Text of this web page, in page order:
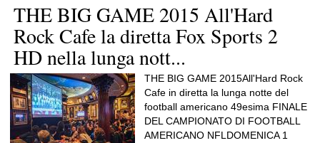
THE BIG GAME 2015 All'Hard
Rock Cafe la diretta Fox Sports 2
HD nella lunga nott...
THE BIG GAME 2015All'Hard Rock
Cafe in diretta la lunga notte del
football americano 49esima FINALE
DEL CAMPIONATO DI FOOTBALL
AMERICANO NFLDOMENICA 1